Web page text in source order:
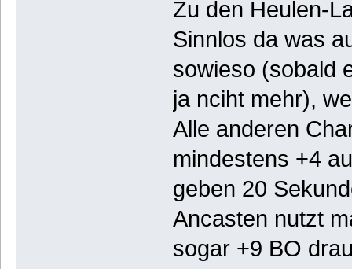
Zu den Heulen-
Sinnlos da was
sowieso (sobald
ja nciht mehr),
Alle anderen
mindestens +4
geben 20
Ancasten nutzt
sogar +9 BO